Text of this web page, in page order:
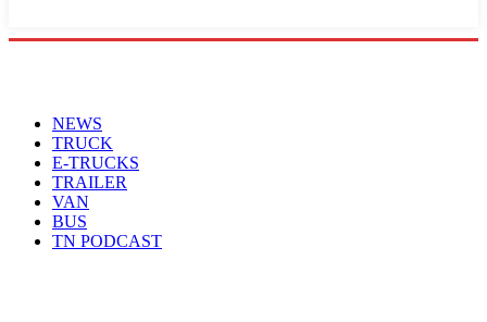
NEWS
TRUCK
E-TRUCKS
TRAILER
VAN
BUS
TN PODCAST